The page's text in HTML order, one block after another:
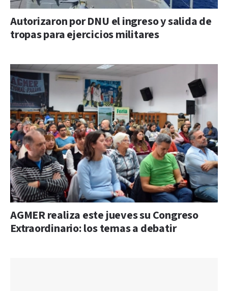
Autorizaron por DNU el ingreso y salida de
tropas para ejercicios militares
AGMER realiza este jueves su Congreso
Extraordinario: los temas a debatir